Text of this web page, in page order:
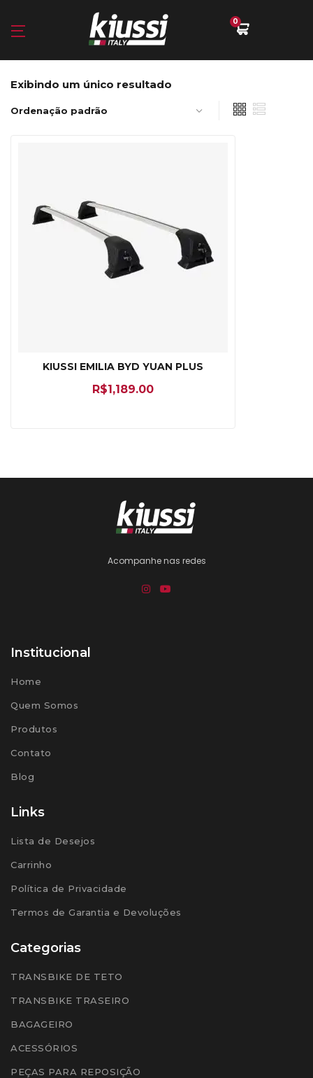
0
Exibindo um único resultado
KIUSSI EMILIA BYD YUAN PLUS
R$1,189.00
Acompanhe nas redes
Institucional
Home
Quem Somos
Produtos
Contato
Blog
Links
Lista de Desejos
Carrinho
Política de Privacidade
Termos de Garantia e Devoluções
Categorias
TRANSBIKE DE TETO
TRANSBIKE TRASEIRO
BAGAGEIRO
ACESSÓRIOS
PEÇAS PARA REPOSIÇÃO